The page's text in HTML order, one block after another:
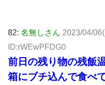
82: 名無しさん 2023/04/
ID:rWEwPFDG0
前日の残り物の残飯
箱にブチ込んで食べ